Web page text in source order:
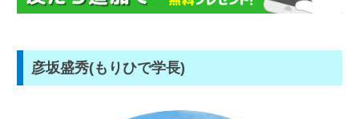
彦坂盛秀(もりひで学長)